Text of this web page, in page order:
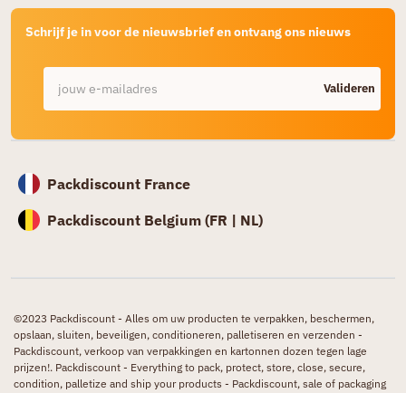
Schrijf je in voor de nieuwsbrief en ontvang ons nieuws
Valideren
Packdiscount France
Packdiscount Belgium (FR | NL)
©2023 Packdiscount - Alles om uw producten te verpakken, beschermen,
opslaan, sluiten, beveiligen, conditioneren, palletiseren en verzenden -
Packdiscount, verkoop van verpakkingen en kartonnen dozen tegen lage
prijzen!. Packdiscount - Everything to pack, protect, store, close, secure,
condition, palletize and ship your products - Packdiscount, sale of packaging